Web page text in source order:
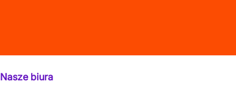
Nasze biura